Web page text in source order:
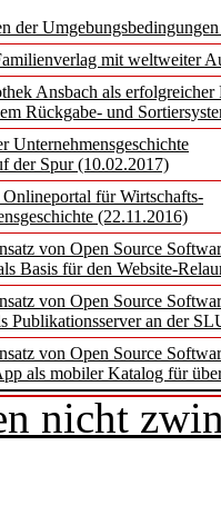
der
mit weltweiter
Ansbach als
Rückgabe- und
der Spur (10.02.2017)
für Wirtschafts-
(22.11.2016)
von Open Source
Basis für den Website-
von Open Source
Publikationsserver an der
von Open Source
als mobiler Katalog für
Frage, in
(KI)
TDM-
von
und
von
auch der
nicht